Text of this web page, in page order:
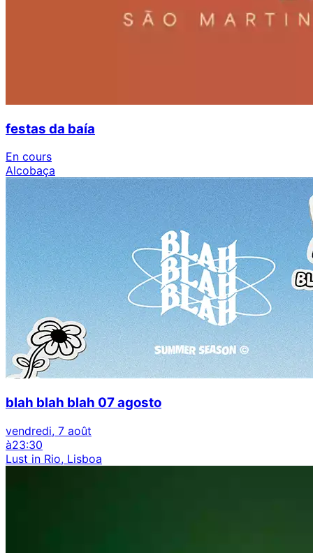
festas da baía
En cours
Alcobaça
blah blah blah 07 agosto
vendredi, 7 août
à23:30
Lust in Rio, Lisboa